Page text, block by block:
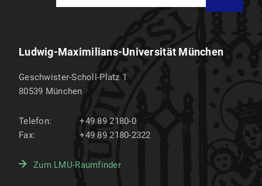
Ludwig-Maximilians-Universität München
Geschwister-Scholl-Platz 1
80539 München
Telefon:
+49 89 2180-0
Fax:
+49 89 2180-2322
Zum LMU-Raumfinder